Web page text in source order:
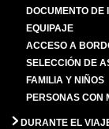
DOCUMENTO DE
EQUIPAJE
ACCESO A
SELECCIÓN DE
FAMILIA Y NIÑOS
PERSONAS CON
DURANTE EL